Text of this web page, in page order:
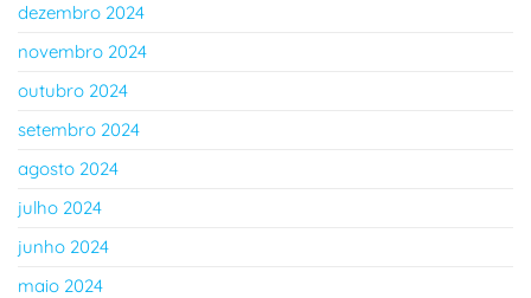
dezembro 2024
novembro 2024
outubro 2024
setembro 2024
agosto 2024
julho 2024
junho 2024
maio 2024